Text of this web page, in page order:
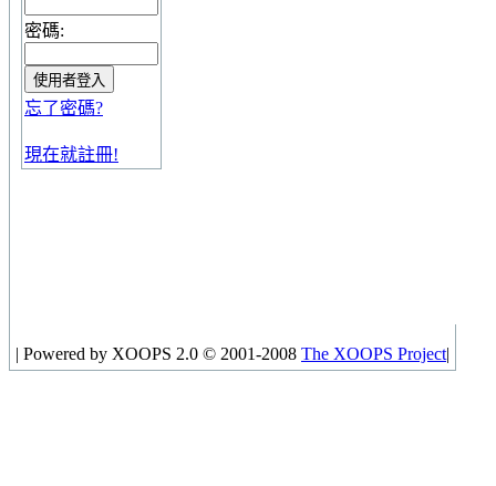
密碼:
忘了密碼?
現在就註冊!
| Powered by XOOPS 2.0 © 2001-2008 The XOOPS Project|